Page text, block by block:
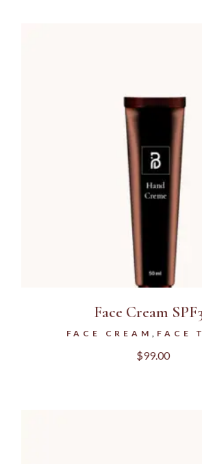
Face Cream
FACE CREAM FACE
$99.00